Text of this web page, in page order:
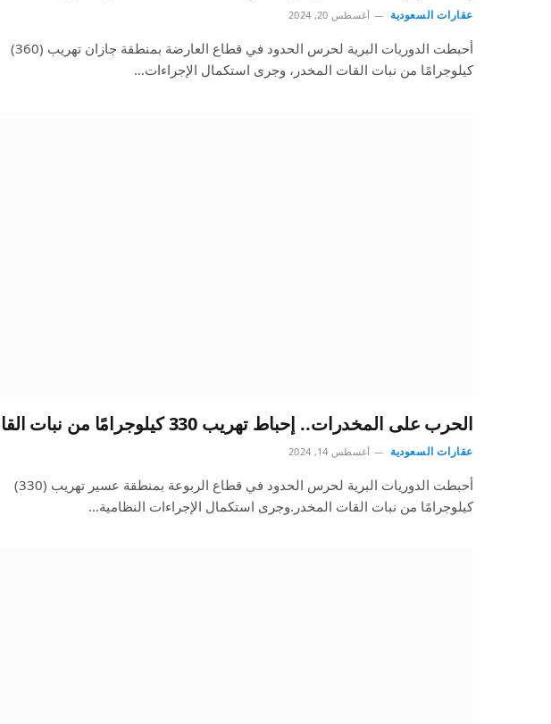
عقارات السعودية أغسطس 20, 2024
أحبطت الدوريات البرية لحرس الحدود في قطاع العارضة بمنطقة جازان تهريب (360)
كيلوجرامًا من نبات القات المخدر، وجرى استكمال الإجراءات…
الحرب على المخدرات.. إحباط تهريب 330 كيلوجرامًا من نبات القات
عقارات السعودية أغسطس 14, 2024
أحبطت الدوريات البرية لحرس الحدود في قطاع الربوعة بمنطقة عسير تهريب (330)
كيلوجرامًا من نبات القات المخدر.وجرى استكمال الإجراءات النظامية…